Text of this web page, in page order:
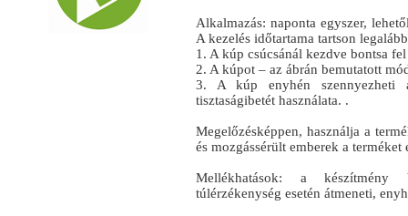
Alkalmazás: naponta egyszer,
A kezelés időtartama tartson
1. A kúp csúcsánál kezdve bontsa
2. A kúpot – az ábrán bemutatott
3. A kúp enyhén szennyezheti
tisztaságibetét használata. .
Megelőzésképpen, használja a
és mozgássérült emberek a
Mellékhatások: a készítmény
túlérzékenység esetén átmeneti,